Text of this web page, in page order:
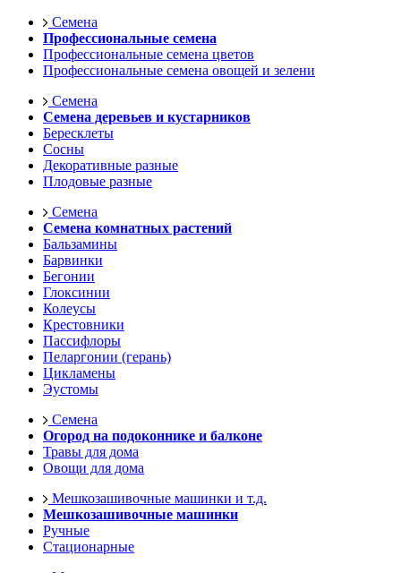
Семена
Профессиональные семена
Профессиональные семена цветов
Профессиональные семена овощей и зелени
Семена
Семена деревьев и кустарников
Бересклеты
Сосны
Декоративные разные
Плодовые разные
Семена
Семена комнатных растений
Бальзамины
Барвинки
Бегонии
Глоксинии
Колеусы
Крестовники
Пассифлоры
Пеларгонии (герань)
Цикламены
Эустомы
Семена
Огород на подоконнике и балконе
Травы для дома
Овощи для дома
Мешкозашивочные машинки и т.д.
Мешкозашивочные машинки
Ручные
Стационарные